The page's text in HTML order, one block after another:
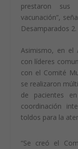
prestaron sus
vacunación”,
Desamparados 2.
Asimismo, en el
con líderes
con el Comité
se realizaron
de pacientes
coordinación
toldos para la
“Se creó el